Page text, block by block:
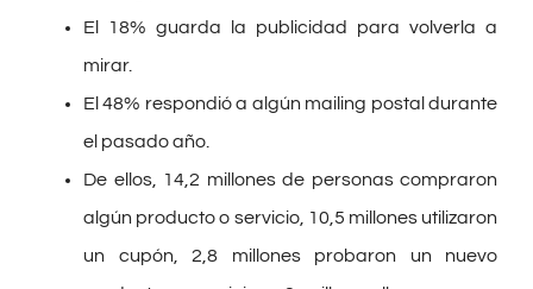
El 18% guarda la publicidad para volverla a
mirar.
El 48% respondió a algún mailing postal durante
el pasado año.
De ellos, 14,2 millones de personas compraron
algún producto o servicio, 10,5 millones utilizaron
un cupón, 2,8 millones probaron un nuevo